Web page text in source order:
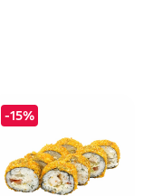
-15%